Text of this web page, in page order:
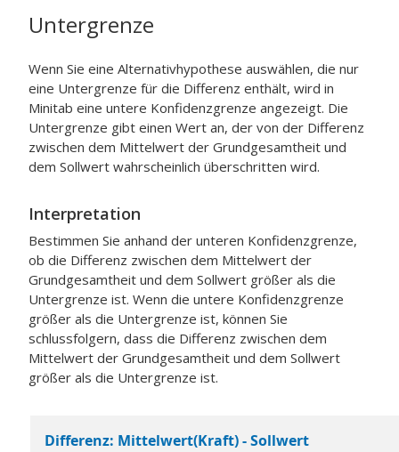
Untergrenze
Wenn Sie eine Alternativhypothese auswählen, die nur
eine Untergrenze für die Differenz enthält, wird in
Minitab eine untere Konfidenzgrenze angezeigt. Die
Untergrenze gibt einen Wert an, der von der Differenz
zwischen dem Mittelwert der Grundgesamtheit und
dem Sollwert wahrscheinlich überschritten wird.
Interpretation
Bestimmen Sie anhand der unteren Konfidenzgrenze,
ob die Differenz zwischen dem Mittelwert der
Grundgesamtheit und dem Sollwert größer als die
Untergrenze ist. Wenn die untere Konfidenzgrenze
größer als die Untergrenze ist, können Sie
schlussfolgern, dass die Differenz zwischen dem
Mittelwert der Grundgesamtheit und dem Sollwert
größer als die Untergrenze ist.
Differenz: Mittelwert(Kraft) - Sollwert